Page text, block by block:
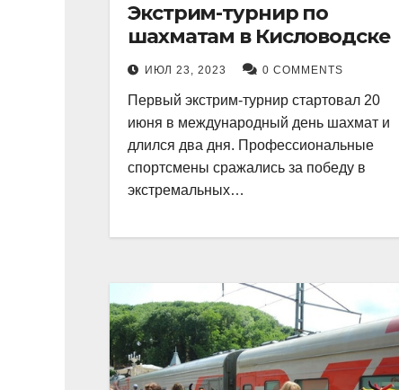
Экстрим-турнир по
шахматам в Кисловодске
ИЮЛ 23, 2023 0 COMMENTS
Первый экстрим-турнир стартовал 20
июня в международный день шахмат и
длился два дня. Профессиональные
спортсмены сражались за победу в
экстремальных…